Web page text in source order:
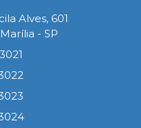
Alves, 601
- SP